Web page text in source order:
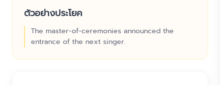
ตัวอย่างประโยค
The master-of-ceremonies announced the
entrance of the next singer.